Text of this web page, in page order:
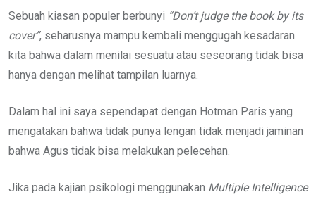
Sebuah kiasan populer berbunyi “Don’t judge the book by its
cover”, seharusnya mampu kembali menggugah kesadaran
kita bahwa dalam menilai sesuatu atau seseorang tidak bisa
hanya dengan melihat tampilan luarnya.
Dalam hal ini saya sependapat dengan Hotman Paris yang
mengatakan bahwa tidak punya lengan tidak menjadi jaminan
bahwa Agus tidak bisa melakukan pelecehan.
Jika pada kajian psikologi menggunakan Multiple Intelligence